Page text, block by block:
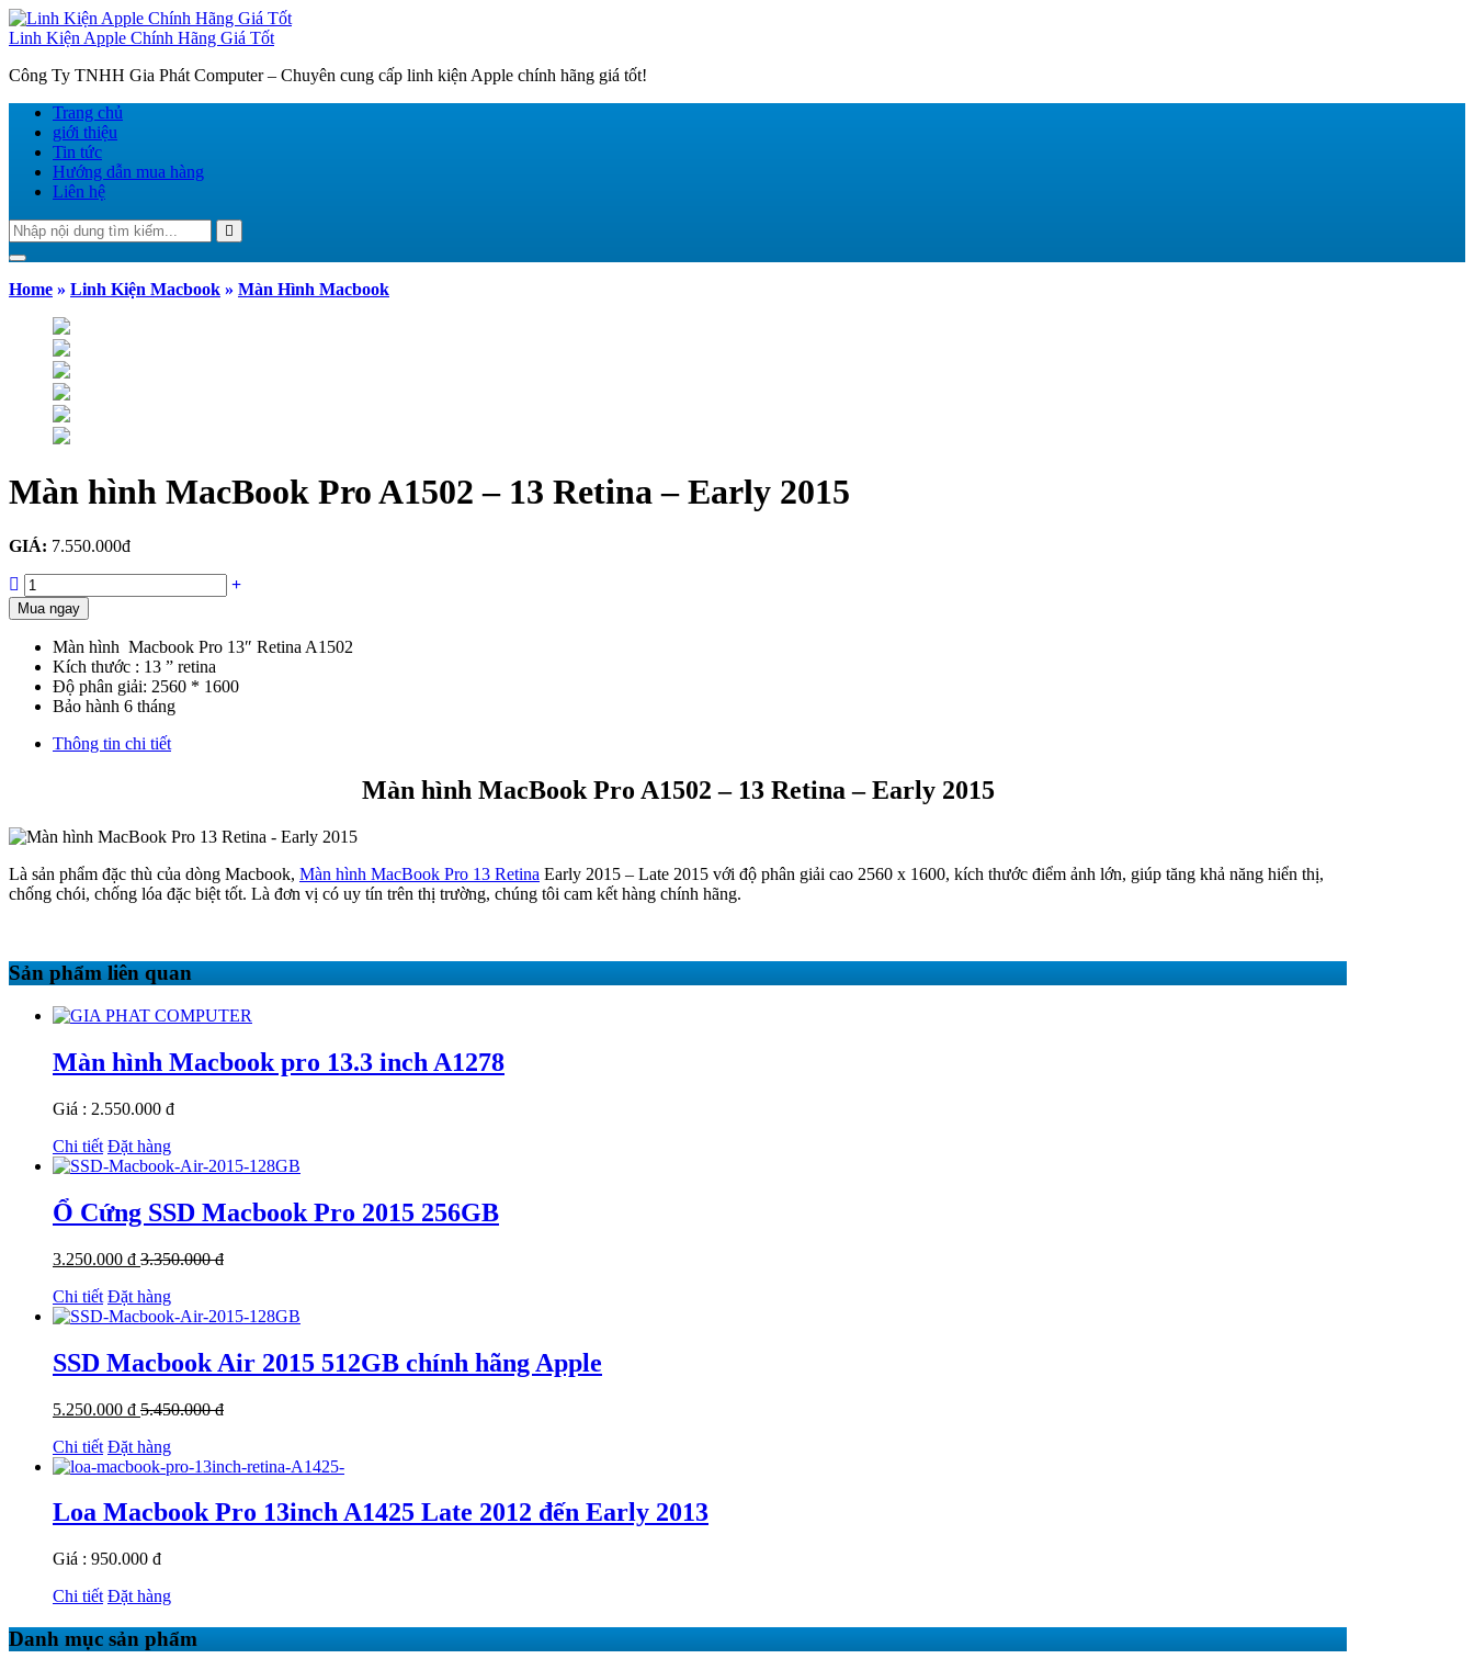
Linh Kiện Apple Chính Hãng Giá Tốt
Công Ty TNHH Gia Phát Computer – Chuyên cung cấp linh kiện Apple chính hãng giá tốt!
Trang chủ
giới thiệu
Tin tức
Hướng dẫn mua hàng
Liên hệ
Tìm
kiếm:
Toggle navigation
Home » Linh Kiện Macbook » Màn Hình Macbook
Màn hình MacBook Pro A1502 – 13 Retina – Early 2015
GIÁ: 7.550.000đ
Mua ngay
Màn hình Macbook Pro 13″ Retina A1502
Kích thước : 13 ” retina
Độ phân giải: 2560 * 1600
Bảo hành 6 tháng
Thông tin chi tiết
Màn hình MacBook Pro A1502 – 13 Retina – Early 2015
Là sản phẩm đặc thù của dòng Macbook, Màn hình MacBook Pro 13 Retina Early 2015 – Late 2015 với độ phân giải cao 2560 x 1600, kích thước điểm ảnh lớn, giúp tăng khả năng hiển thị,
chống chói, chống lóa đặc biệt tốt. Là đơn vị có uy tín trên thị trường, chúng tôi cam kết hàng chính hãng.
Sản phẩm liên quan
Màn hình Macbook pro 13.3 inch A1278
Giá : 2.550.000 đ
Chi tiết Đặt hàng
Ổ Cứng SSD Macbook Pro 2015 256GB
3.250.000 đ 3.350.000 đ
Chi tiết Đặt hàng
SSD Macbook Air 2015 512GB chính hãng Apple
5.250.000 đ 5.450.000 đ
Chi tiết Đặt hàng
Loa Macbook Pro 13inch A1425 Late 2012 đến Early 2013
Giá : 950.000 đ
Chi tiết Đặt hàng
Danh mục sản phẩm